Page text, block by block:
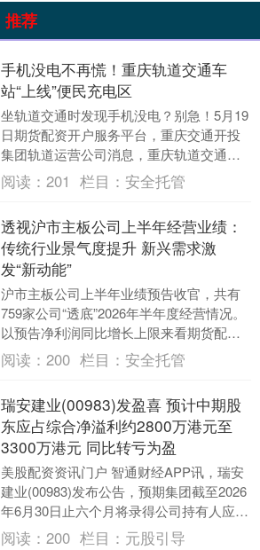
推荐
手机没电不再慌！重庆轨道交通车
站“上线”便民充电区
坐轨道交通时发现手机没电？别急！5月19
日期货配资开户服务平台，重庆交通开投
集团轨道运营公司消息，重庆轨道交通已
上线便民充电区，除童家院子站外，3号线
全线车站皆....
阅读： 201 栏目： 安全托管
透视沪市主板公司上半年经营业绩：
传统行业景气度提升 新兴需求激
发“新动能”
沪市主板公司上半年业绩预告收官，共有
759家公司“透底”2026年半年度经营情况。
以预告净利润同比增长上限来看期货配资
官网开户，有226家预计业绩增长，83家
扭....
阅读： 200 栏目： 安全托管
瑞安建业(00983)发盈喜 预计中期股
东应占综合净溢利约2800万港元至
3300万港元 同比转亏为盈
美股配资资讯门户 智通财经APP讯，瑞安
建业(00983)发布公告，预期集团截至2026
年6月30日止六个月将录得公司持有人应占
综合净溢利约2,800万港元至3....
阅读： 200 栏目： 元股引导